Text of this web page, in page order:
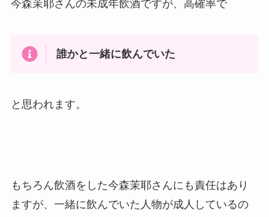
今森茉耶さんの未成年飲酒ですが、高確率で
誰かと一緒に飲んでいた
と思われます。
もちろん飲酒をした今森茉耶さんにも責任はあり
ますが、一緒に飲んでいた人物が成人しているの